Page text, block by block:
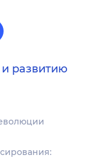
развитию